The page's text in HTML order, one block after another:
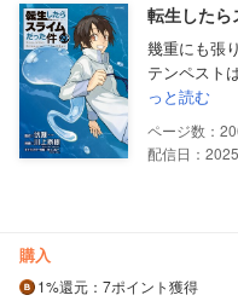
転生したら
幾重にも張
テンペスト
っと読む
配信日：
購入
1%還元 ：7ポイント獲得